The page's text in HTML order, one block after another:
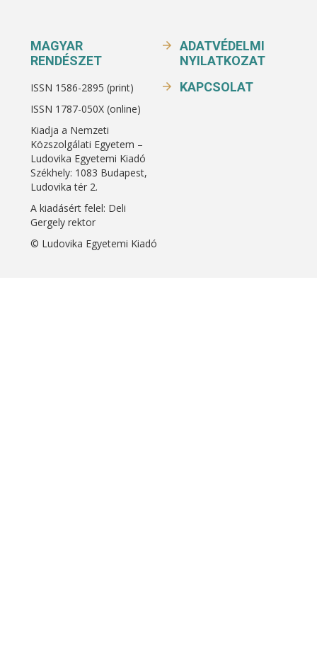
MAGYAR
RENDÉSZET
ISSN 1586-2895 (print)
ISSN 1787-050X (online)
Kiadja a Nemzeti
Közszolgálati Egyetem –
Ludovika Egyetemi Kiadó
Székhely: 1083 Budapest,
Ludovika tér 2.
A kiadásért felel: Deli
Gergely rektor
© Ludovika Egyetemi Kiadó
ADATVÉDELMI
NYILATKOZAT
KAPCSOLAT